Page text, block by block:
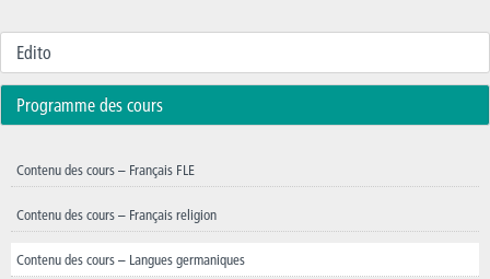
Edito
Programme des cours
Contenu des cours – Français FLE
Contenu des cours – Français religion
Contenu des cours – Langues germaniques